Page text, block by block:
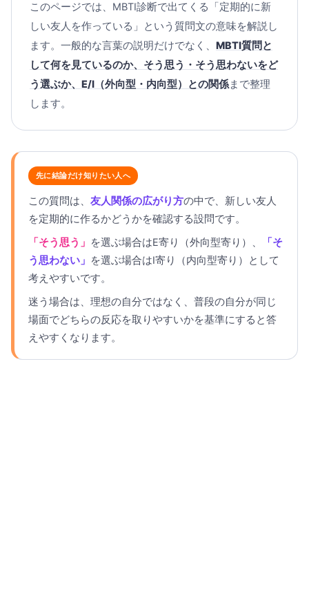
このページでは、MBTI診断で出てくる「定期的に新
しい友人を作っている」という質問文の意味を解説し
ます。一般的な言葉の説明だけでなく、 MBTI質問と
して何を見ているのか、そう思う・そう思わないをど
う選ぶか、E/I（外向型・内向型）との関係まで整理
します。
先に結論だけ知りたい人へ
この質問は、 友人関係の広がり方の中で、新しい友人
を定期的に作るかどうかを確認する設問です。
「そう思う」 を選ぶ場合はE寄り（外向型寄り）、
「そ
う思わない」 を選ぶ場合はI寄り（内向型寄り）として
考えやすいです。
迷う場合は、理想の自分ではなく、普段の自分が同じ
場面でどちらの反応を取りやすいかを基準にすると答
えやすくなります。